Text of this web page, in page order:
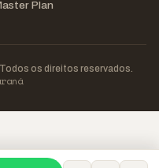
Plan
os direitos reservados.